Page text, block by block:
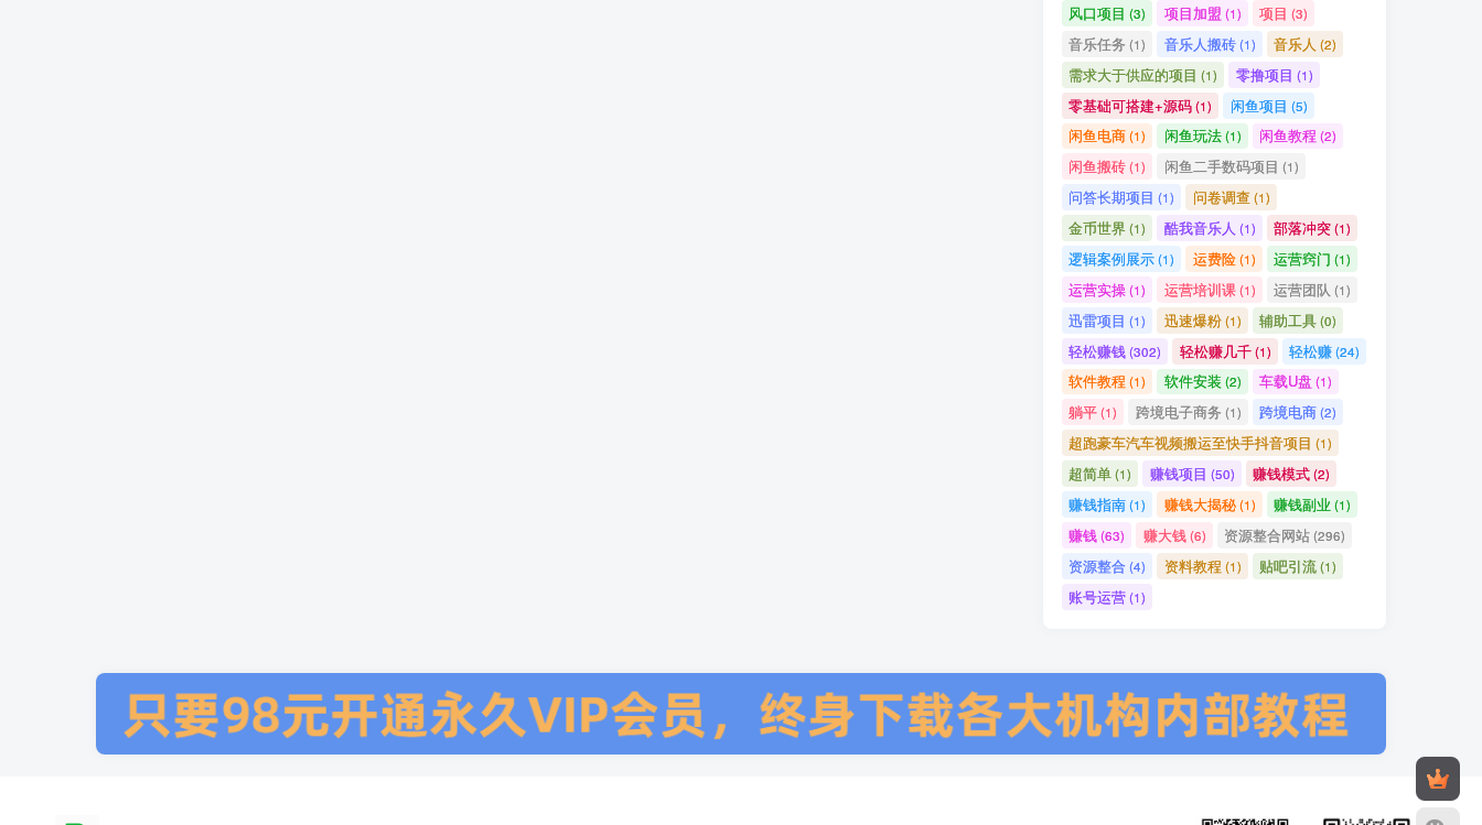
风口项目 (3) 项目加盟 (1) 项目 (3)
音乐任务 (1) 音乐人搬砖(1) 音乐人 (2)
需求大于供应的项目 (1) 零撸项目 (1)
零基础可搭建+源码(1) 闲鱼项目 (5)
闲鱼电商(1) 闲鱼玩法(1) 闲鱼教程 (2)
闲鱼搬砖(1) 闲鱼二手数码项目 (1)
问答长期项目 (1) 问卷调查(1)
金币世界(1) 酷我音乐人 (1) 部落冲突(1)
逻辑案例展示(1) 运费险(1) 运营窍门 (1)
运营实操(1) 运营培训课(1) 运营团队 (1)
迅雷项目 (1) 迅速爆粉(1) 辅助工具(0)
轻松赚钱(302) 轻松赚几千(1) 轻松赚(24)
软件教程 (1) 软件安装 (2) 车载U盘 (1)
躺平(1) 跨境电子商务 (1) 跨境电商(2)
超跑豪车汽车视频搬运至快手抖音项目 (1)
超简单(1) 赚钱项目 (50) 赚钱模式(2)
赚钱指南(1) 赚钱大揭秘(1) 赚钱副业 (1)
赚钱(63) 赚大钱(6) 资源整合网站(296)
资源整合(4) 资料教程 (1) 贴吧引流(1)
账号运营(1)